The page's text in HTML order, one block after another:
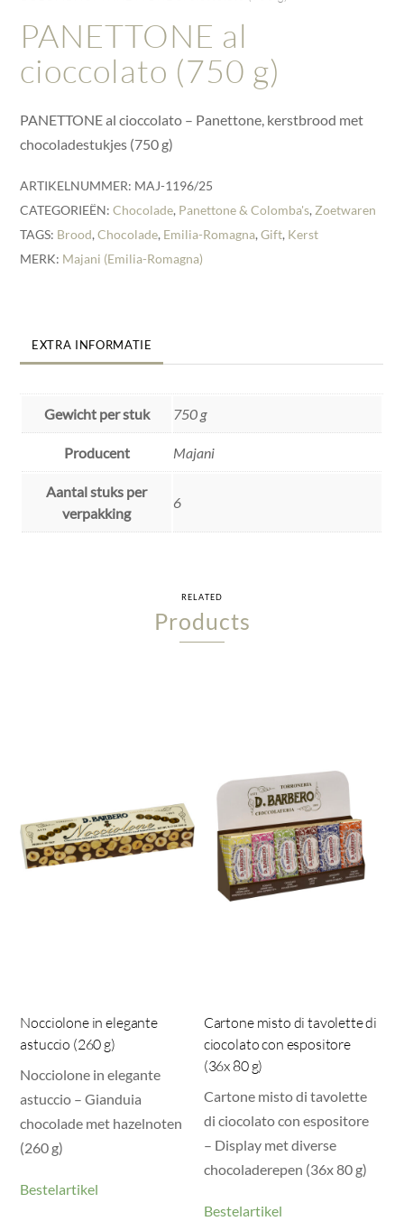
PANETTONE al
cioccolato (750 g)
PANETTONE al cioccolato – Panettone, kerstbrood met
chocoladestukjes (750 g)
ARTIKELNUMMER: MAJ-1196/25
CATEGORIEËN:Chocolade, Panettone & Colomba's, Zoetwaren
TAGS: Brood,Chocolade, Emilia-Romagna,Gift, Kerst
MERK: Majani (Emilia-Romagna)
EXTRA INFORMATIE
Gewicht per stuk 750 g
Producent Majani
Aantal stuks per
verpakking
6
RELATED
Products
Nocciolone in elegante
astuccio (260 g)
Nocciolone in elegante
astuccio – Gianduia
chocolade met hazelnoten
(260 g)
Bestelartikel
Cartone misto di tavolette di
ciocolato con espositore
(36x 80 g)
Cartone misto di tavolette
di ciocolato con espositore
– Display met diverse
chocoladerepen (36x 80 g)
Bestelartikel